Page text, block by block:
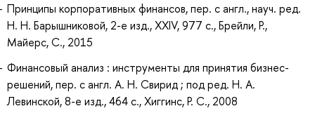
Принципы корпоративных финансов, пер. с англ., науч. ред.
Н. Н. Барышниковой, 2-е изд., XXIV, 977 с., Брейли, Р.,
Майерс, С., 2015
Финансовый анализ : инструменты для принятия бизнес-
решений, пер. с англ. А. Н. Свирид ; под ред. Н. А.
Левинской, 8-е изд., 464 с., Хиггинс, Р. С., 2008